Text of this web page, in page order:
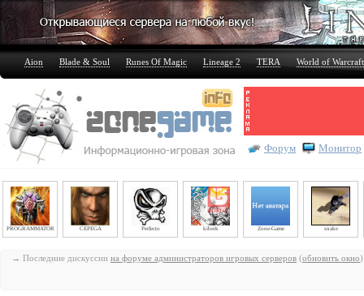
Aion Blade & Soul Runes Of Magic Lineage 2 TERA World of Warcraft
Форум Монитор
PROGRAMMATOR CEPEGA Perfecto kiberk Zone-Game snake
→ Последние дискуссии на форуме администраторов игровых серверов (обновить окно)